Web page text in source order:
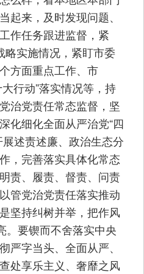
起来，及时发现问题、
作任务跟进监督，紧
略实施情况，紧盯市委
方面重点工作、市
行动”落实情况等，持
治党责任常态监督，坚
化细化全面从严治党“四
述责述廉、政治生态分
，完善落实具体化常态
责、履责、督责、问责
管党治党责任落实推动
坚持纠树并举，把作风
。要锲而不舍落实中央
严字当头、全面从严、
处享乐主义、奢靡之风